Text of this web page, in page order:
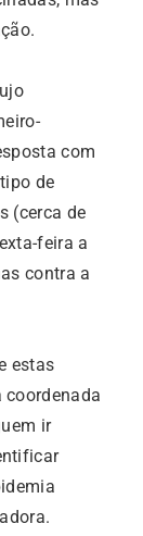
com
de
(cerca de
feira a
contra a
estas
ir